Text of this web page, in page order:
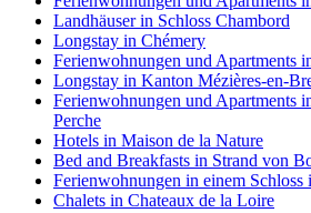
Landhäuser in Schloss Chambord
Longstay in Chémery
Ferienwohnungen und Apartments
Longstay in Kanton Mézières-en-
Ferienwohnungen und Apartments
Perche
Hotels in Maison de la Nature
Bed and Breakfasts in Strand von
Ferienwohnungen in einem
Chalets in Chateaux de la Loire